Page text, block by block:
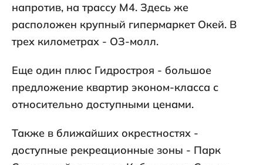
напротив, на трассу М4. Здесь же
расположен крупный гипермаркет Окей. В
трех километрах - ОЗ-молл.
Еще один плюс Гидростроя - большое
предложение квартир эконом-класса с
относительно доступными ценами.
Также в ближайших окрестностях -
доступные рекреационные зоны - Парк